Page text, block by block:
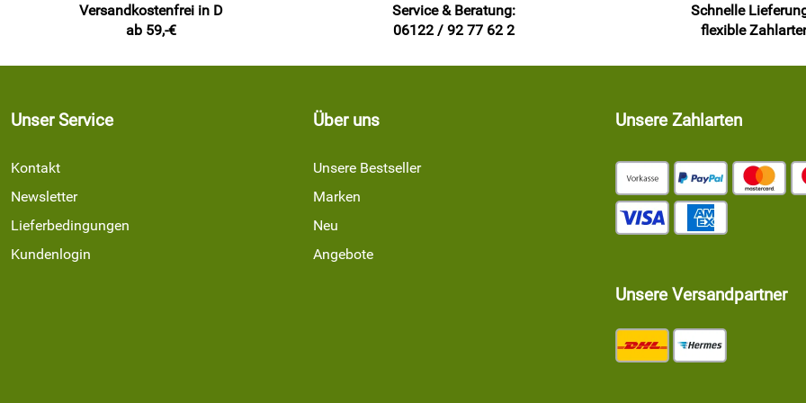
Versandkostenfrei in D
ab 59,-€
Service & Beratung:
06122 / 92 77 62 2
Schnelle
flexible
Unser Service
Kontakt
Newsletter
Lieferbedingungen
Kundenlogin
Über uns
Unsere Bestseller
Marken
Neu
Angebote
Unsere Zahlarten
Unsere Versandpartner